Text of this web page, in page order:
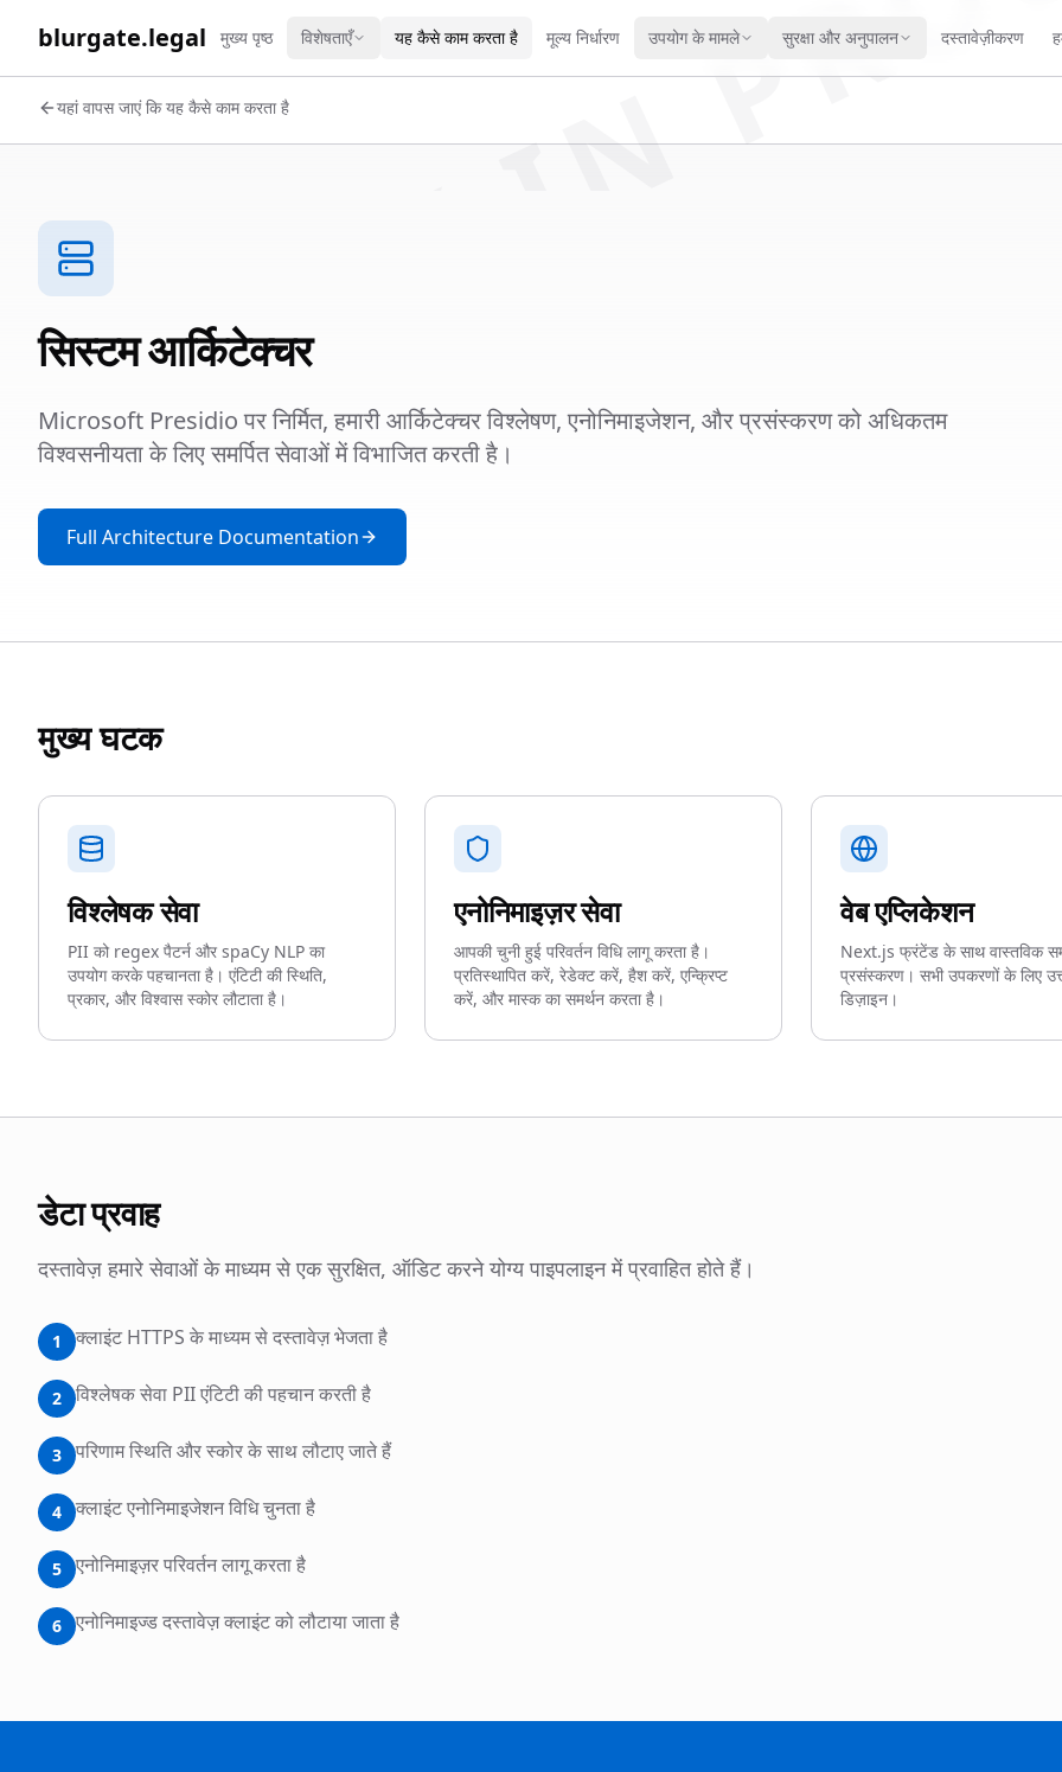
blurgate.legal मुख्य पृष्ठ विशेषताएँ यह कैसे काम करता है मूल्य निर्धारण उपयोग के मामले सुरक्षा और अनुपालन दस्तावेज़ीकरण
यहां वापस जाएं कि यह कैसे काम करता है
सिस्टम आर्किटेक्चर
Microsoft Presidio पर निर्मित, हमारी आर्किटेक्चर विश्लेषण, एनोनिमाइजेशन, और प्रसंस्करण को अधिकतम
विश्वसनीयता के लिए समर्पित सेवाओं में विभाजित करती है।
Full Architecture Documentation
मुख्य घटक
विश्लेषक सेवा
PII को regex पैटर्न और spaCy NLP का
उपयोग करके पहचानता है। एंटिटी की स्थिति,
प्रकार, और विश्वास स्कोर लौटाता है।
एनोनिमाइज़र सेवा
आपकी चुनी हुई परिवर्तन विधि लागू करता है।
प्रतिस्थापित करें, रेडेक्ट करें, हैश करें, एन्क्रिप्ट
करें, और मास्क का समर्थन करता है।
वेब एप्लिकेशन
Next.js फ्रंटेंड के साथ वास्तविक
प्रसंस्करण। सभी उपकरणों के लिए
डिज़ाइन।
डेटा प्रवाह
दस्तावेज़ हमारे सेवाओं के माध्यम से एक सुरक्षित, ऑडिट करने योग्य पाइपलाइन में प्रवाहित होते हैं।
1 क्लाइंट HTTPS के माध्यम से दस्तावेज़ भेजता है
2 विश्लेषक सेवा PII एंटिटी की पहचान करती है
3 परिणाम स्थिति और स्कोर के साथ लौटाए जाते हैं
4 क्लाइंट एनोनिमाइजेशन विधि चुनता है
5 एनोनिमाइज़र परिवर्तन लागू करता है
6 एनोनिमाइज्ड दस्तावेज़ क्लाइंट को लौटाया जाता है